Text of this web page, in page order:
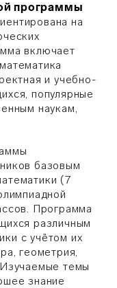
программы
на
включает
и учебно-
популярные
наукам,
базовым
(7
Программа
различным
с учётом их
геометрия,
темы
знание